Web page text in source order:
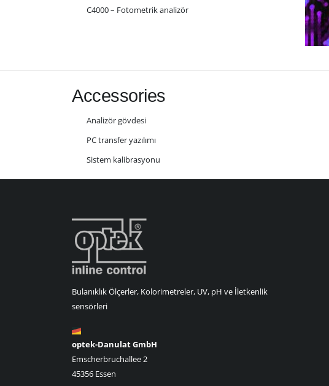
C4000 – Fotometrik analizör
Accessories
Analizör gövdesi
PC transfer yazılımı
Sistem kalibrasyonu
Bulanıklık Ölçerler, Kolorimetreler, UV, pH ve İletkenlik
sensörleri
optek-Danulat GmbH
Emscherbruchallee 2
45356 Essen